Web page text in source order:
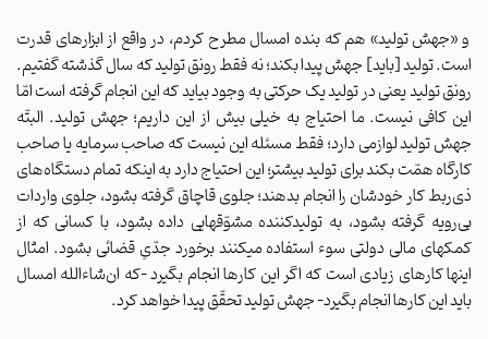
و «جهش تولید» هم که بنده امسال مطرح کردم، در واقع از ابزارهای قدرت
است. تولید [باید] جهش پیدا بکند؛ نه ‌فقط رونق تولید که سال گذشته گفتیم.
رونق تولید یعنی در تولید یک حرکتی به وجود بیاید که این انجام گرفته است امّا
این کافی نیست. ما احتیاج به خیلی بیش از این داریم؛ جهش تولید. البتّه
جهش تولید لوازمی دارد؛ فقط مسئله این نیست که صاحب سرمایه یا صاحب
کارگاه همّت بکند برای تولید بیشتر؛ این احتیاج دارد به اینکه تمام دستگاه‌های
ذی‌ربط کار خودشان را انجام بدهند؛ جلوی قاچاق گرفته بشود، جلوی واردات
بی‌رویه گرفته بشود، به تولید‌کننده مشوّقهایی داده بشود، با کسانی که از
کمکهای مالی دولتی سوء استفاده میکنند برخورد جدّیِ قضائی بشود. امثال
اینها کارهای زیادی است که اگر این کارها انجام بگیرد -که ان‌شاء‌الله امسال
باید این کارها انجام بگیرد- جهش تولید تحقّق پیدا خواهد کرد.